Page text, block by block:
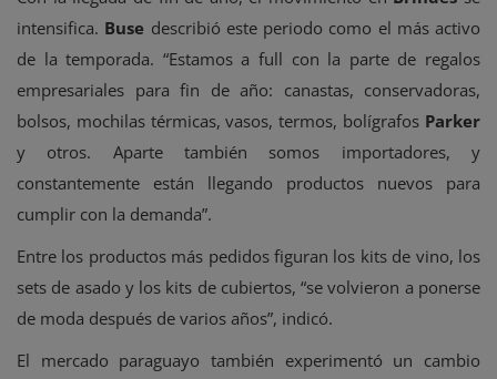
intensifica. Buse describió este periodo como el más activo
de la temporada. “Estamos a full con la parte de regalos
empresariales para fin de año: canastas, conservadoras,
bolsos, mochilas térmicas, vasos, termos, bolígrafos Parker
y otros. Aparte también somos importadores, y
constantemente están llegando productos nuevos para
cumplir con la demanda”.
Entre los productos más pedidos figuran los kits de vino, los
sets de asado y los kits de cubiertos, “se volvieron a ponerse
de moda después de varios años”, indicó.
El mercado paraguayo también experimentó un cambio